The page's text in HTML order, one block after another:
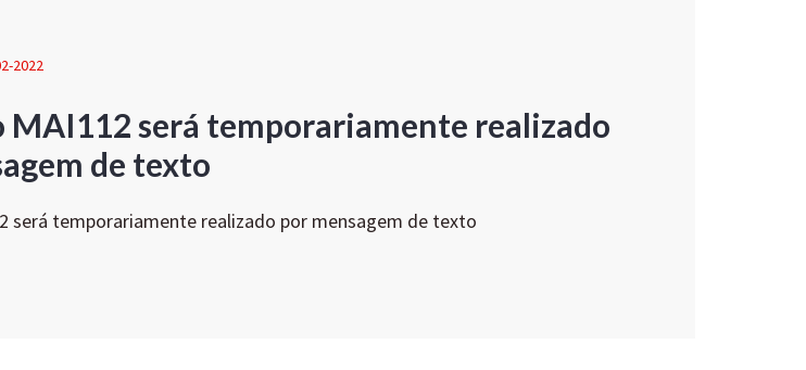
2022
MAI112 será temporariamente realizado
de texto
será temporariamente realizado por mensagem de texto